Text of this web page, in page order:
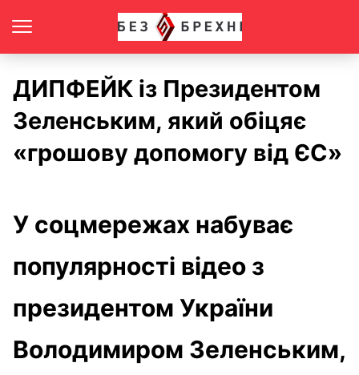
ДИПФЕЙК із Президентом
Зеленським, який обіцяє
«грошову допомогу від ЄС»
У соцмережах набуває
популярності відео з
президентом України
Володимиром Зеленським,